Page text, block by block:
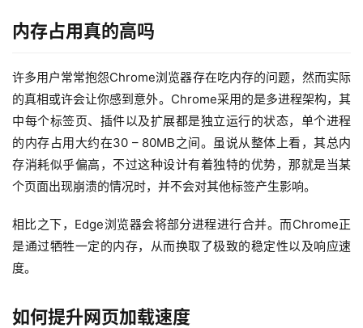
内存占用真的高吗
许多用户常常抱怨Chrome浏览器存在吃内存的问题，然而实际
的真相或许会让你感到意外。Chrome采用的是多进程架构，其
中每个标签页、插件以及扩展都是独立运行的状态，单个进程
的内存占用大约在30 – 80MB之间。虽说从整体上看，其总内
存消耗似乎偏高，不过这种设计有着独特的优势，那就是当某
个页面出现崩溃的情况时，并不会对其他标签产生影响。
相比之下，Edge浏览器会将部分进程进行合并。而Chrome正
是通过牺牲一定的内存，从而换取了极致的稳定性以及响应速
度。
如何提升网页加载速度